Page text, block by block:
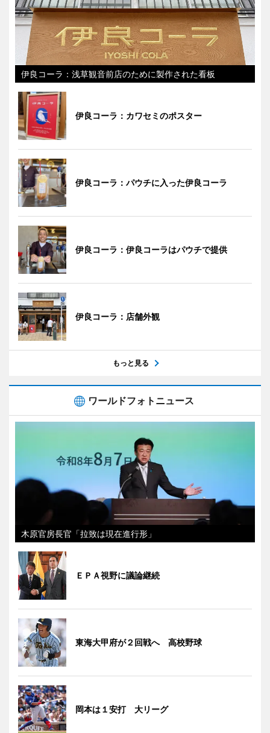
伊良コーラ：浅草観音前店のために製作された看板
伊良コーラ：カワセミのポスター
伊良コーラ：パウチに入った伊良コーラ
伊良コーラ：伊良コーラはパウチで提供
伊良コーラ：店舗外観
もっと見る
ワールドフォトニュース
木原官房長官「拉致は現在進行形」
ＥＰＡ視野に議論継続
東海大甲府が２回戦へ 高校野球
岡本は１安打 大リーグ